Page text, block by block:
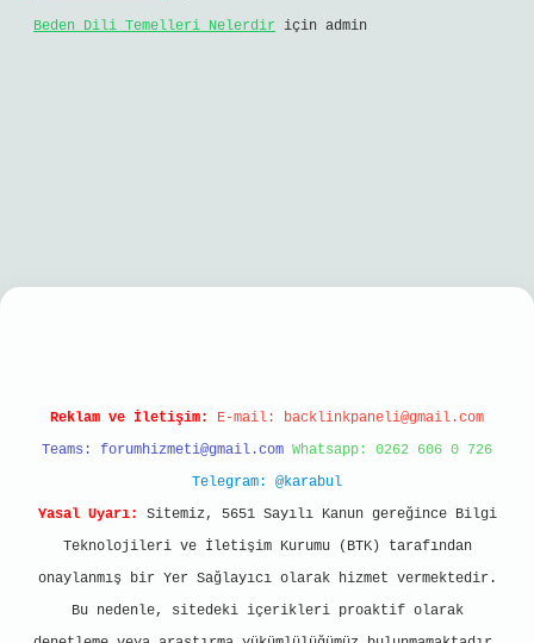
Beden Dili Temelleri Nelerdir için admin
giriş
Reklam ve İletişim: E-mail: backlinkpaneli@gmail.com
Teams: forumhizmeti@gmail.com Whatsapp: 0262 606 0 726
Telegram: @karabul
Yasal Uyarı:
Sitemiz, 5651 Sayılı Kanun gereğince Bilgi
Teknolojileri ve İletişim Kurumu (BTK) tarafından
onaylanmış bir Yer Sağlayıcı olarak hizmet vermektedir.
Bu nedenle, sitedeki içerikleri proaktif olarak